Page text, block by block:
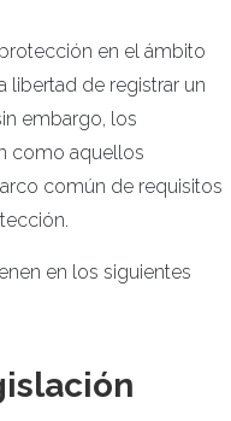
en el ámbito
libertad de registrar un
embargo, los
como aquellos
común de requisitos
en los siguientes